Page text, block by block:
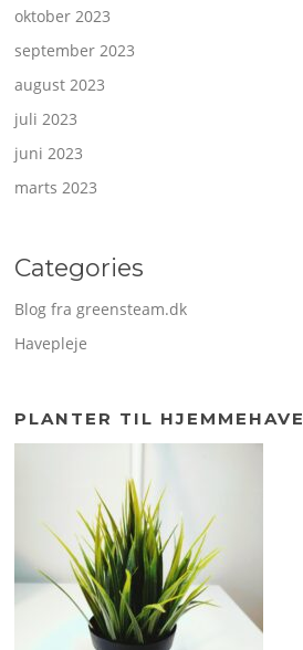
oktober 2023
september 2023
august 2023
juli 2023
juni 2023
marts 2023
Categories
Blog fra greensteam.dk
Havepleje
PLANTER TIL HJEMMEHAVE